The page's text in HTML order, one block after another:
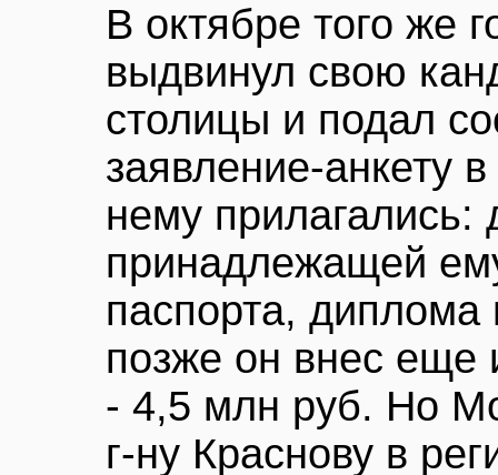
В октябре того же
выдвинул свою
столицы и подал
заявление-анкету
нему прилагались:
принадлежащей
паспорта, диплома
позже он внес еще
- 4,5 млн руб. Но
г-ну Краснову в